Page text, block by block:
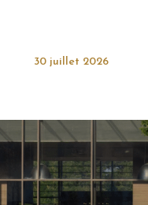
30 juillet 2026